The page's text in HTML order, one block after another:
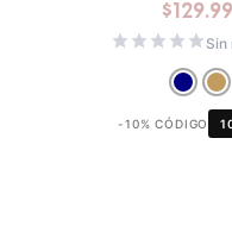
$ 129.99
Sin
-10% CÓDIGO